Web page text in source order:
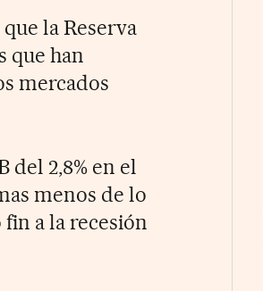
la Reserva
que han
mercados
2,8% en el
menos de lo
a la recesión